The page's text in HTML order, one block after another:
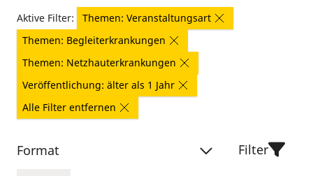
Aktive Filter:
Themen: Veranstaltungsart
Themen: Begleiterkrankungen
Themen: Netzhauterkrankungen
Veröffentlichung: älter als 1 Jahr
Alle Filter entfernen
Format Filter